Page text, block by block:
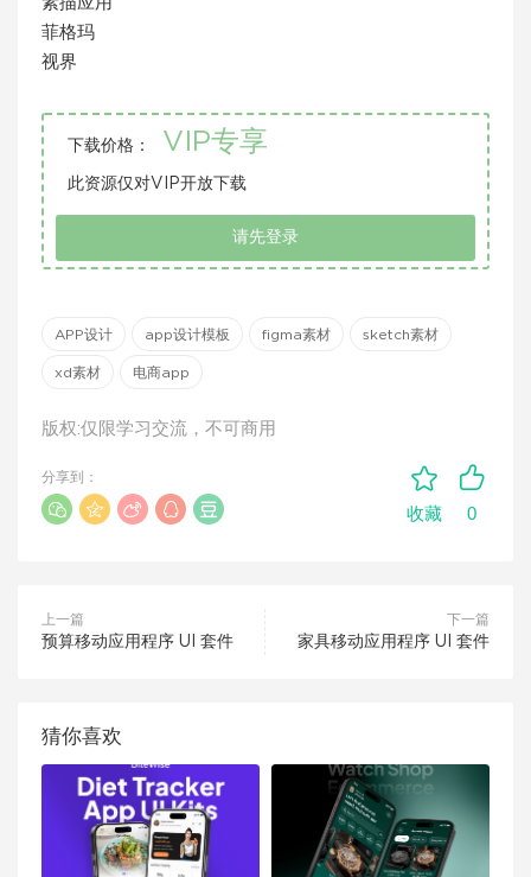
菲格玛
视界
下载价格： VIP专享
此资源仅对VIP开放下载
请先登录
APP设计 app设计模板 figma素材 sketch素材
xd素材 电商app
版权:仅限学习交流，不可商用
收藏 0
分享到：
上一篇
预算移动应用程序 UI 套件
下一篇
家具移动应用程序 UI 套件
猜你喜欢